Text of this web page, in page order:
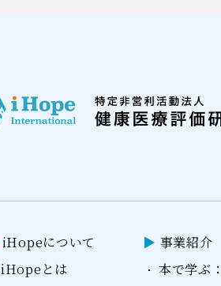
iHopeについて
iHopeとは
事業紹介
本で学ぶ